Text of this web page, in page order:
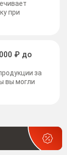
при
₽ до
за
вы могли